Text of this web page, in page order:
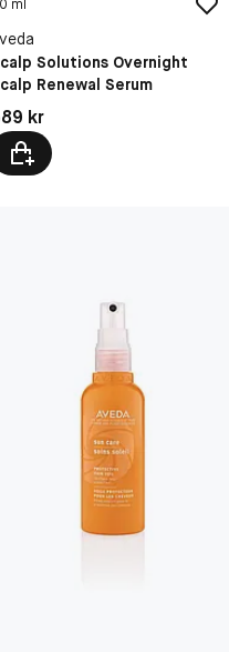
ml
Solutions Overnight
Renewal Serum
589 kr
kr